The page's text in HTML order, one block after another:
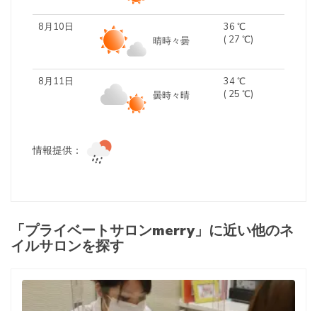
8月10日
晴時々曇
36 ℃
( 27 ℃)
8月11日
曇時々晴
34 ℃
( 25 ℃)
情報提供：
「プライベートサロンmerry」に近い他のネ
イルサロンを探す